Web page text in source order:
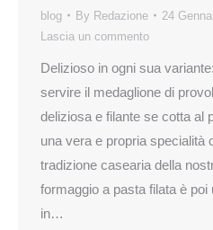
blog By Redazione
24
Lascia un commento
Delizioso in ogni sua
servire il medaglione di
deliziosa e filante se cotta al
una vera e propria specialità
tradizione casearia della
formaggio a pasta filata è
in…